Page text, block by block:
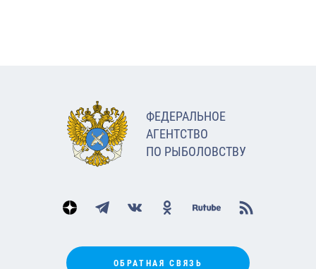
ФЕДЕРАЛЬНОЕ
АГЕНТСТВО
ПО РЫБОЛОВСТВУ
ОБРАТНАЯ СВЯЗЬ